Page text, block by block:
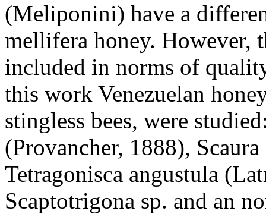
(Meliponini) have a
mellifera honey. However,
included in norms of
this work Venezuelan
stingless bees, were
(Provancher, 1888),
Tetragonisca angustula
Scaptotrigona sp. and an